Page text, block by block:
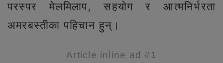
परस्पर मेलमिलाप, सहयोग र आत्मनिर्भरता
अमरबस्तीका पहिचान हुन्।
Article inline ad #1